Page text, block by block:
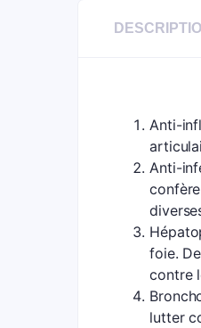
Anti-
Anti-
foie.
contre
lutter